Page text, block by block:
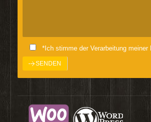
*Ich stimme der Verarbeitung meiner